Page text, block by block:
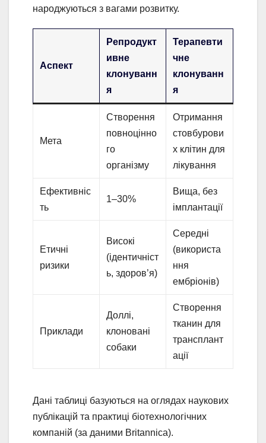
народжуються з вагами розвитку.
Аспект
Репродукт
ивне
клонуванн
я
Терапевти
чне
клонуванн
я
Мета
Створення
повноцінно
го
організму
Отримання
стовбурови
х клітин для
лікування
Ефективніс
ть
1–30%
Вища, без
імплантації
Етичні
ризики
Високі
(ідентичніст
ь, здоров’я)
Середні
(використа
ння
ембріонів)
Приклади
Доллі,
клоновані
собаки
Створення
тканин для
трансплант
ації
Дані таблиці базуються на оглядах наукових
публікацій та практиці біотехнологічних
компаній (за даними Britannica).